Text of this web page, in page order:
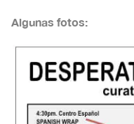
Algunas fotos: